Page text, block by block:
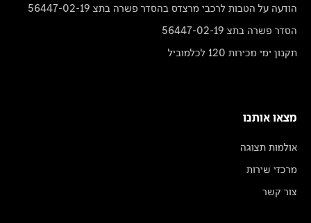
הודעה על הטבות לרכבי מרצדס בהסדר פשרה בתצ 56447-02-19
הסדר פשרה בתצ 56447-02-19
תקנון ימי מכירות 120 לכלמוביל
מצאו אותנו
אולמות תצוגה
מרכזי שירות
צור קשר